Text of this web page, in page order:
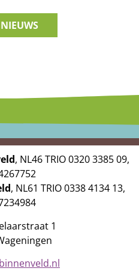
, NL46 TRIO 0320 3385 09,
, NL61 TRIO 0338 4134 13,
1